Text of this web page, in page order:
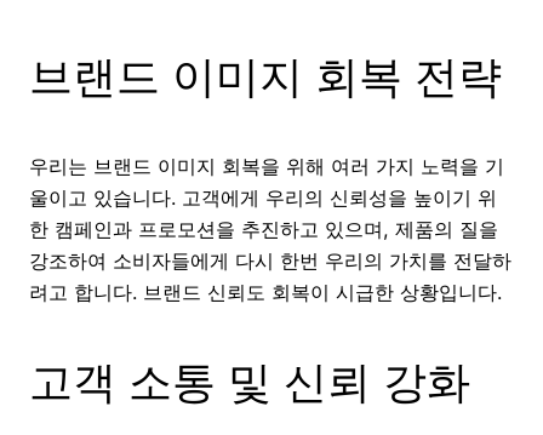
브랜드 이미지 회복 전략
우리는 브랜드 이미지 회복을 위해 여러 가지 노력을 기
울이고 있습니다. 고객에게 우리의 신뢰성을 높이기 위
한 캠페인과 프로모션을 추진하고 있으며, 제품의 질을
강조하여 소비자들에게 다시 한번 우리의 가치를 전달하
려고 합니다. 브랜드 신뢰도 회복이 시급한 상황입니다.
고객 소통 및 신뢰 강화